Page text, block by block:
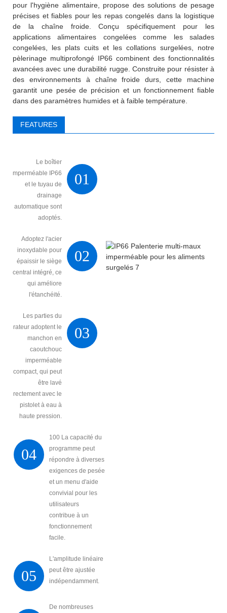
pour l'hygiène alimentaire, propose des solutions de pesage
précises et fiables pour les repas congelés dans la logistique
de la chaîne froide. Conçu spécifiquement pour les
applications alimentaires congelées comme les salades
congelées, les plats cuits et les collations surgelées, notre
pèlerinage multiprofongé IP66 combinent des fonctionnalités
avancées avec une durabilité rugge. Construite pour résister à
des environnements à chaîne froide durs, cette machine
garantit une pesée de précision et un fonctionnement fiable
dans des paramètres humides et à faible température.
FEATURES
01
Le boîtier
imperméable IP66
et le tuyau de
drainage
automatique sont
adoptés.
02
Adoptez l'acier
inoxydable pour
épaissir le siège
central intégré, ce
qui améliore
l'étanchéité.
03
Les parties du
vibrateur adoptent le
manchon en
caoutchouc
imperméable
compact, qui peut
être lavé
directement avec le
pistolet à eau à
haute pression.
04
100 La capacité du
programme peut
répondre à diverses
exigences de pesée
et un menu d'aide
convivial pour les
utilisateurs
contribue à un
fonctionnement
facile.
05
L'amplitude linéaire
peut être ajustée
indépendamment.
De nombreuses